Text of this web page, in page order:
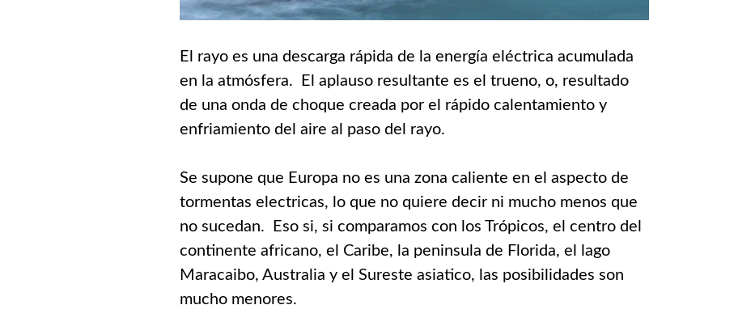
El rayo es una descarga rápida de la energía eléctrica acumulada
en la atmósfera. El aplauso resultante es el trueno, o, resultado
de una onda de choque creada por el rápido calentamiento y
enfriamiento del aire al paso del rayo.
Se supone que Europa no es una zona caliente en el aspecto de
tormentas electricas, lo que no quiere decir ni mucho menos que
no sucedan. Eso si, si comparamos con los Trópicos, el centro del
continente africano, el Caribe, la peninsula de Florida, el lago
Maracaibo, Australia y el Sureste asiatico, las posibilidades son
mucho menores.